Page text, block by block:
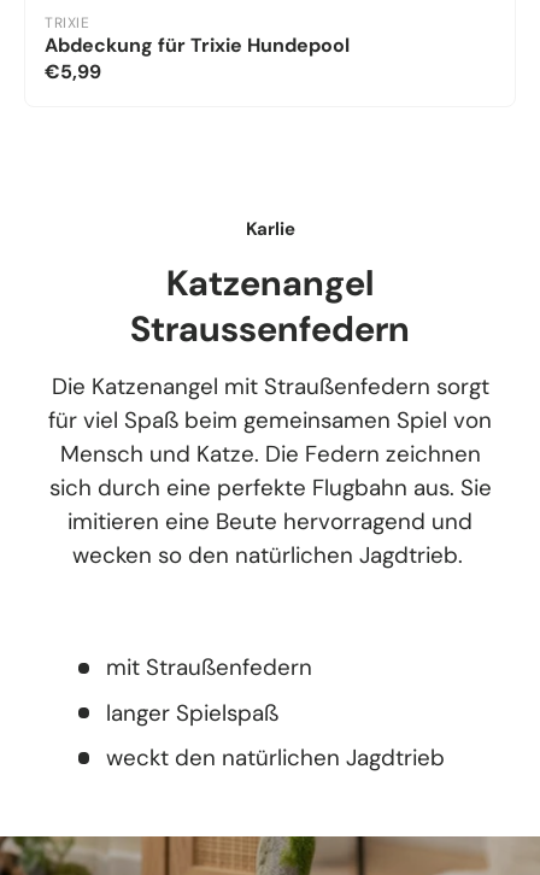
TRIXIE
Abdeckung für Trixie Hundepool
€5,99
Karlie
Katzenangel
Straussenfedern
Die Katzenangel mit Straußenfedern sorgt
für viel Spaß beim gemeinsamen Spiel von
Mensch und Katze. Die Federn zeichnen
sich durch eine perfekte Flugbahn aus. Sie
imitieren eine Beute hervorragend und
wecken so den natürlichen Jagdtrieb.
mit Straußenfedern
langer Spielspaß
weckt den natürlichen Jagdtrieb